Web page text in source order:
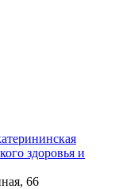
здоровья и
66